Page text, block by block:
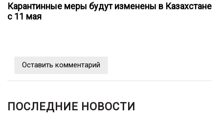
Карантинные меры будут изменены в Казахстане
с 11 мая
Оставить комментарий
ПОСЛЕДНИЕ НОВОСТИ